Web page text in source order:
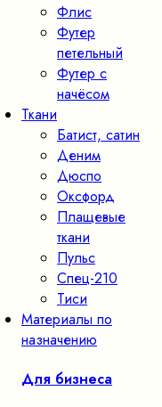
Флис
Футер
петельный
Футер с
начёсом
Ткани
Батист, сатин
Деним
Дюспо
Оксфорд
Плащевые
ткани
Пульс
Спец-210
Тиси
Материалы по
назначению
Для бизнеса